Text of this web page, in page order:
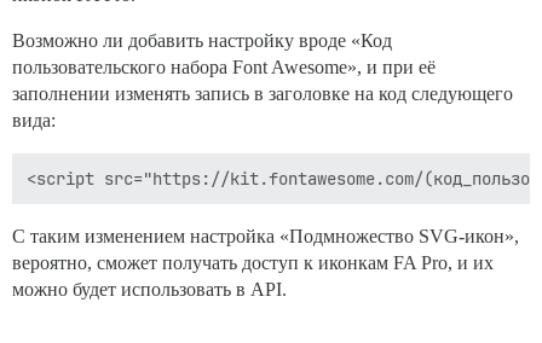
Возможно ли добавить настройку вроде «Код
пользовательского набора Font Awesome», и при её
заполнении изменять запись в заголовке на код следующего
вида:
С таким изменением настройка «Подмножество SVG-икон»,
вероятно, сможет получать доступ к иконкам FA Pro, и их
можно будет использовать в API.